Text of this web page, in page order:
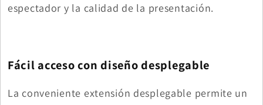
espectador y la calidad de la presentación.
Fácil acceso con diseño desplegable
La conveniente extensión desplegable permite un